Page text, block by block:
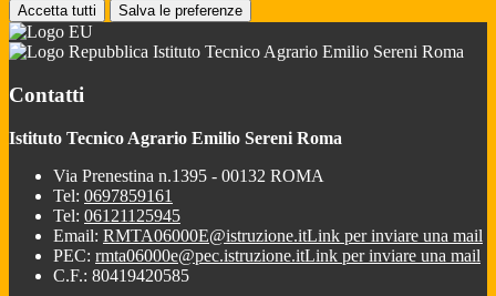
Accetta tutti Salva le preferenze
Istituto Tecnico Agrario Emilio Sereni Roma
Contatti
Istituto Tecnico Agrario Emilio Sereni Roma
Via Prenestina n.1395 - 00132 ROMA
Tel: 0697859161
Tel: 06121125945
Email: RMTA06000E@istruzione.itLink per inviare una mail
PEC: rmta06000e@pec.istruzione.itLink per inviare una mail
C.F.: 80419420585